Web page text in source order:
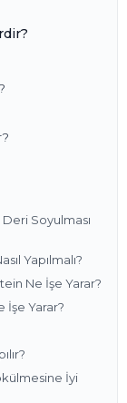
Soyulması
Yapılmalı?
Ne İşe Yarar?
İşe Yarar?
İyi